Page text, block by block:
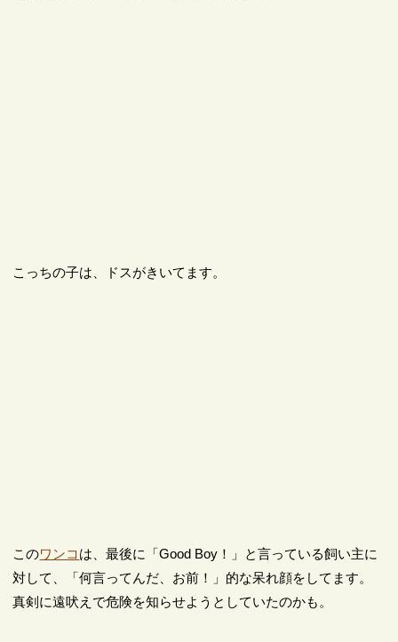
こっちの子は、ドスがきいてます。
このワンコ は、最後に「Good Boy！」と言っている飼い主に
対して、「何言ってんだ、お前！」的な呆れ顔をしてます。
真剣に遠吠えで危険を知らせようとしていたのかも。